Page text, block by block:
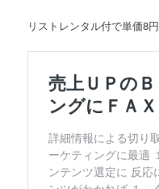
リストレンタル付で単価8円